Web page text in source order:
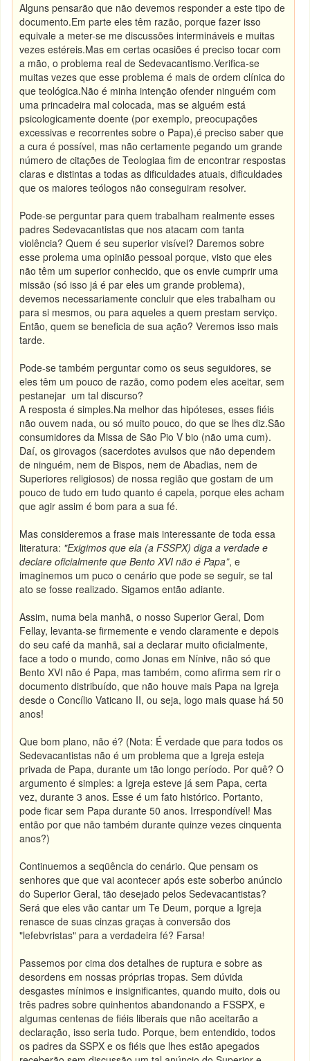
Alguns pensarão que não devemos responder a este tipo de
documento.Em parte eles têm razão, porque fazer isso
equivale a meter-se me discussões intermináveis e muitas
vezes estéreis.Mas em certas ocasiões é preciso tocar com
a mão, o problema real de Sedevacantismo.Verifica-se
muitas vezes que esse problema é mais de ordem clínica do
que teológica.Não é minha intenção ofender ninguém com
uma princadeira mal colocada, mas se alguém está
psicologicamente doente (por exemplo, preocupações
excessivas e recorrentes sobre o Papa),é preciso saber que
a cura é possível, mas não certamente pegando um grande
número de citações de Teologiaa fim de encontrar respostas
claras e distintas a todas as dificuldades atuais, dificuldades
que os maiores teólogos não conseguiram resolver.
Pode-se perguntar para quem trabalham realmente esses
padres Sedevacantistas que nos atacam com tanta
violência? Quem é seu superior visível? Daremos sobre
esse prolema uma opinião pessoal porque, visto que eles
não têm um superior conhecido, que os envie cumprir uma
missão (só isso já é par eles um grande problema),
devemos necessariamente concluir que eles trabalham ou
para si mesmos, ou para aqueles a quem prestam serviço.
Então, quem se beneficia de sua ação? Veremos isso mais
tarde.
Pode-se também perguntar como os seus seguidores, se
eles têm um pouco de razão, como podem eles aceitar, sem
pestanejar um tal discurso?
A resposta é simples.Na melhor das hipóteses, esses fiéis
não ouvem nada, ou só muito pouco, do que se lhes diz.São
consumidores da Missa de São Pio V bio (não uma cum).
Daí, os girovagos (sacerdotes avulsos que não dependem
de ninguém, nem de Bispos, nem de Abadias, nem de
Superiores religiosos) de nossa região que gostam de um
pouco de tudo em tudo quanto é capela, porque eles acham
que agir assim é bom para a sua fé.
Mas consideremos a frase mais interessante de toda essa
literatura: "Exigimos que ela (a FSSPX) diga a verdade e
declare oficialmente que Bento XVI não é Papa”, e
imaginemos um puco o cenário que pode se seguir, se tal
ato se fosse realizado. Sigamos então adiante.
Assim, numa bela manhã, o nosso Superior Geral, Dom
Fellay, levanta-se firmemente e vendo claramente e depois
do seu café da manhã, sai a declarar muito oficialmente,
face a todo o mundo, como Jonas em Nínive, não só que
Bento XVI não é Papa, mas também, como afirma sem rir o
documento distribuído, que não houve mais Papa na Igreja
desde o Concílio Vaticano II, ou seja, logo mais quase há 50
anos!
Que bom plano, não é? (Nota: É verdade que para todos os
Sedevacantistas não é um problema que a Igreja esteja
privada de Papa, durante um tão longo período. Por quê? O
argumento é simples: a Igreja esteve já sem Papa, certa
vez, durante 3 anos. Esse é um fato histórico. Portanto,
pode ficar sem Papa durante 50 anos. Irrespondível! Mas
então por que não também durante quinze vezes cinquenta
anos?)
Continuemos a seqüência do cenário. Que pensam os
senhores que que vai acontecer após este soberbo anúncio
do Superior Geral, tão desejado pelos Sedevacantistas?
Será que eles vão cantar um Te Deum, porque a Igreja
renasce de suas cinzas graças à conversão dos
"lefebvristas" para a verdadeira fé? Farsa!
Passemos por cima dos detalhes de ruptura e sobre as
desordens em nossas próprias tropas. Sem dúvida
desgastes mínimos e insignificantes, quando muito, dois ou
três padres sobre quinhentos abandonando a FSSPX, e
algumas centenas de fiéis liberais que não aceitarão a
declaração, isso seria tudo. Porque, bem entendido, todos
os padres da SSPX e os fiéis que lhes estão apegados